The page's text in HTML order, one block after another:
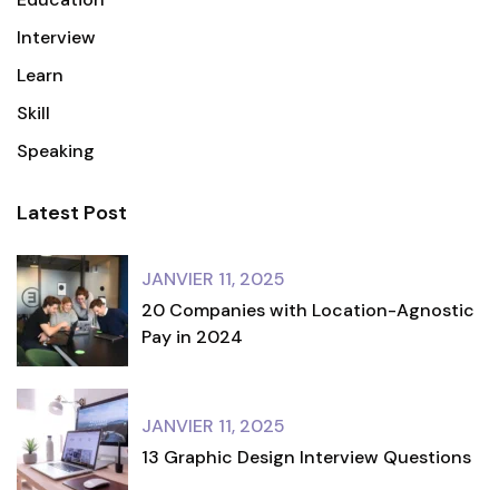
Interview
Learn
Skill
Speaking
Latest Post
JANVIER 11, 2025
20 Companies with Location-Agnostic
Pay in 2024
JANVIER 11, 2025
13 Graphic Design Interview Questions